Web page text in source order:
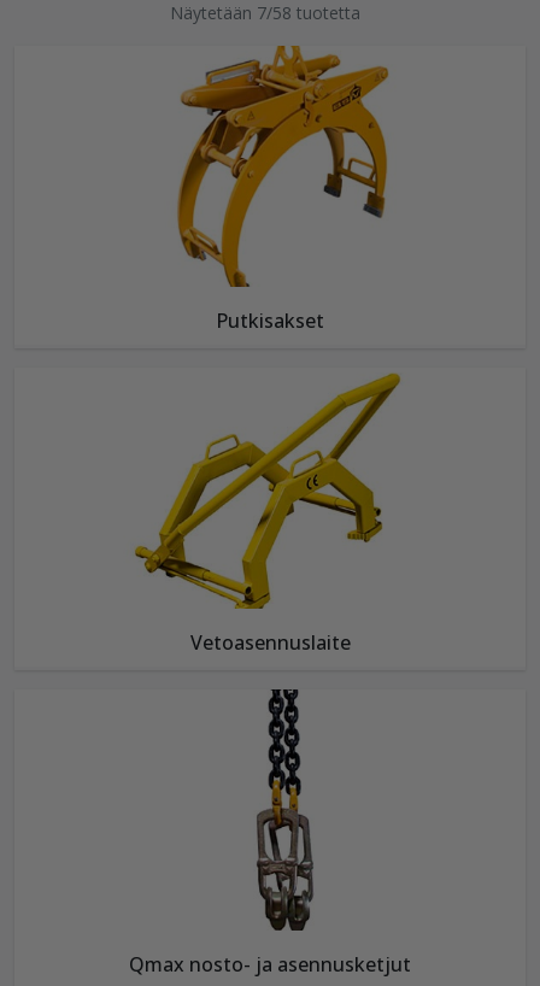
Näytetään 7/58 tuotetta
Putkisakset
Vetoasennuslaite
Qmax nosto- ja asennusketjut